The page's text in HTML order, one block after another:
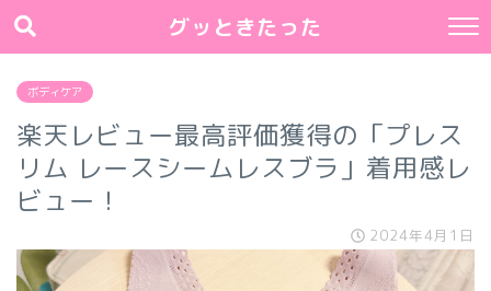
グッときたった
ボディケア
楽天レビュー最高評価獲得の「プレス
リム レースシームレスブラ」着用感レ
ビュー！
2024年4月1日